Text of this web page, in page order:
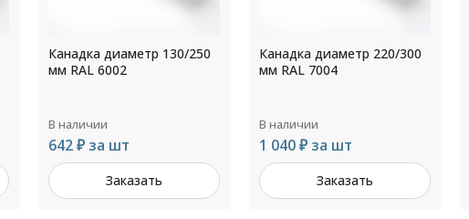
Канадка диаметр 220/300
мм RAL 7004
В наличии
1 040 ₽ за шт
Заказать
Канадка диаметр 125/250
мм RAL 9002
В наличии
642 ₽ за шт
Заказать